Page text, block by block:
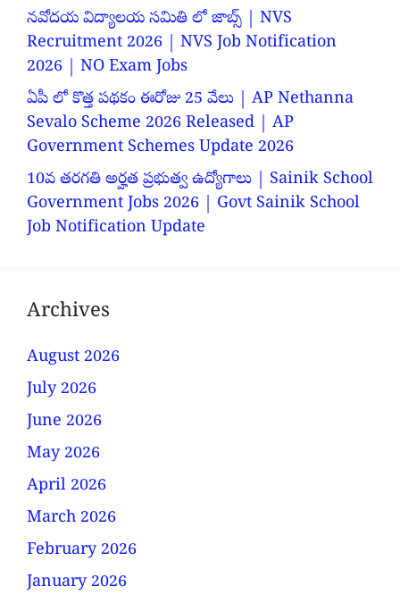
నవోదయ విద్యాలయ సమితి లో జాబ్స్ | NVS
Recruitment 2026 | NVS Job Notification
2026 | NO Exam Jobs
ఏపీ లో కొత్త పథకం ఈరోజు 25 వేలు | AP Nethanna
Sevalo Scheme 2026 Released | AP
Government Schemes Update 2026
10వ తరగతి అర్హత ప్రభుత్వ ఉద్యోగాలు | Sainik School
Government Jobs 2026 | Govt Sainik School
Job Notification Update
Archives
August 2026
July 2026
June 2026
May 2026
April 2026
March 2026
February 2026
January 2026